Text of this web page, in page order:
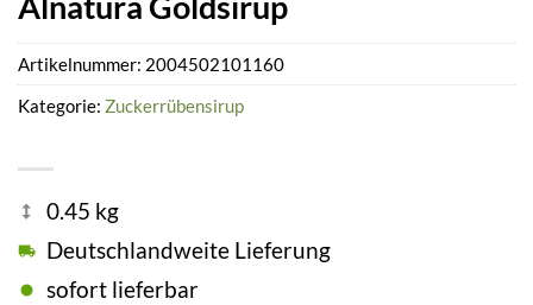
0.45 kg
Deutschlandweite Lieferung
sofort lieferbar
Artikelnummer: 2004502101160
Kategorie: Zuckerrübensirup